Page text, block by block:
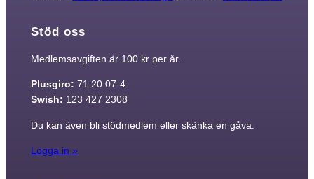
Stöd oss
Medlemsavgiften är 100 kr per år.
Plusgiro: 71 20 07-4
Swish: 123 427 2308
Du kan även bli stödmedlem eller skänka en gåva.
Logga in »